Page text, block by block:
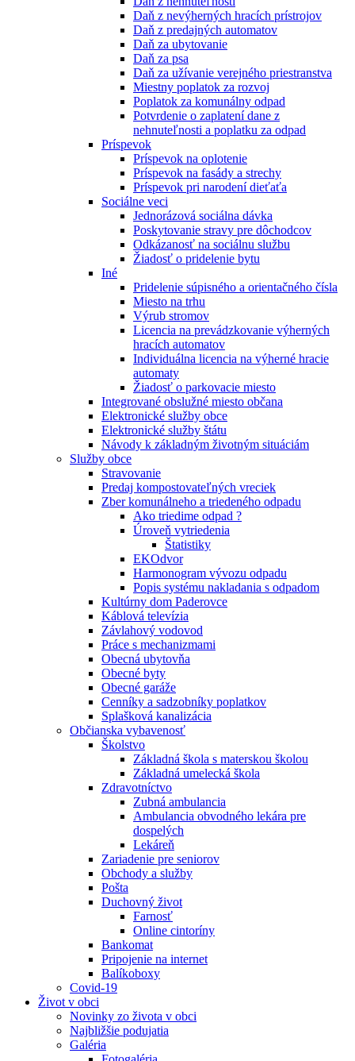
Daň z nevýherných hracích prístrojov
Daň z predajných automatov
Daň za ubytovanie
Daň za psa
Daň za užívanie verejného priestranstva
Miestny poplatok za rozvoj
Poplatok za komunálny odpad
Potvrdenie o zaplatení dane z
nehnuteľnosti a poplatku za odpad
Príspevok
Príspevok na oplotenie
Príspevok na fasády a strechy
Príspevok pri narodení dieťaťa
Sociálne veci
Jednorázová sociálna dávka
Poskytovanie stravy pre dôchodcov
Odkázanosť na sociálnu službu
Žiadosť o pridelenie bytu
Iné
Pridelenie súpisného a orientačného čísla
Miesto na trhu
Výrub stromov
Licencia na prevádzkovanie výherných
hracích automatov
Individuálna licencia na výherné hracie
automaty
Žiadosť o parkovacie miesto
Integrované obslužné miesto občana
Elektronické služby obce
Elektronické služby štátu
Návody k základným životným situáciám
Služby obce
Stravovanie
Predaj kompostovateľných vreciek
Zber komunálneho a triedeného odpadu
Ako triedime odpad ?
Úroveň vytriedenia
Štatistiky
EKOdvor
Harmonogram vývozu odpadu
Popis systému nakladania s odpadom
Kultúrny dom Paderovce
Káblová televízia
Závlahový vodovod
Práce s mechanizmami
Obecná ubytovňa
Obecné byty
Obecné garáže
Cenníky a sadzobníky poplatkov
Splašková kanalizácia
Občianska vybavenosť
Školstvo
Základná škola s materskou školou
Základná umelecká škola
Zdravotníctvo
Zubná ambulancia
Ambulancia obvodného lekára pre
dospelých
Lekáreň
Zariadenie pre seniorov
Obchody a služby
Pošta
Duchovný život
Farnosť
Online cintoríny
Bankomat
Pripojenie na internet
Balíkoboxy
Covid-19
Život v obci
Novinky zo života v obci
Najbližšie podujatia
Galéria